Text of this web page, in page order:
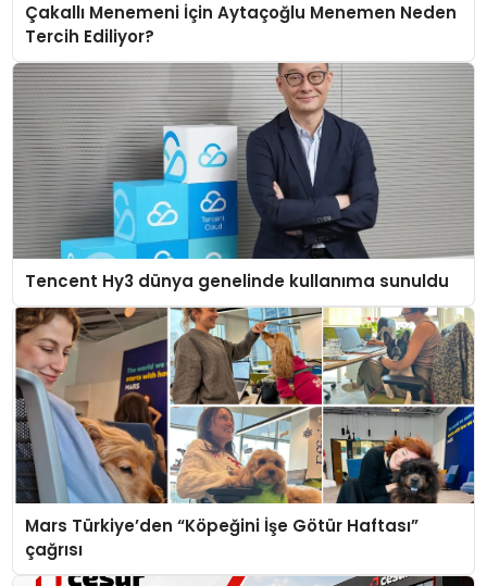
Çakallı Menemeni İçin Aytaçoğlu Menemen Neden
Tercih Ediliyor?
Tencent Hy3 dünya genelinde kullanıma sunuldu
Mars Türkiye’den “Köpeğini İşe Götür Haftası”
çağrısı